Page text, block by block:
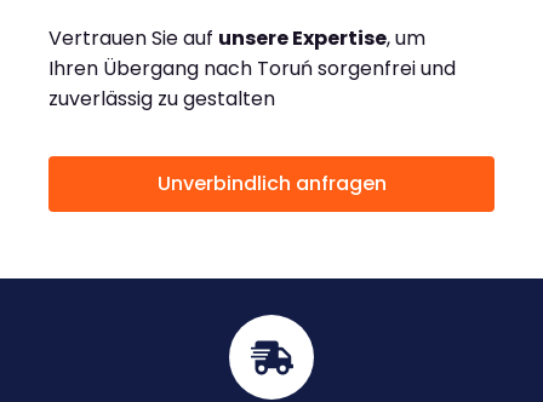
Vertrauen Sie auf unsere Expertise, um
Ihren Übergang nach Toruń sorgenfrei und
zuverlässig zu gestalten
Unverbindlich anfragen